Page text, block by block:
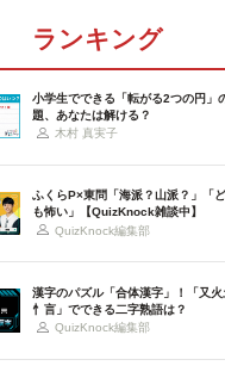
ランキング
小学生でできる「転がる2つの円」
題、あなたは解ける？
木村 真実子
ふくらP×東問「海派？山派？」「
も怖い」【QuizKnock雑談中】
QuizKnock編集部
漢字のパズル「合体漢字」！「又火
忄言」でできる二字熟語は？
QuizKnock編集部